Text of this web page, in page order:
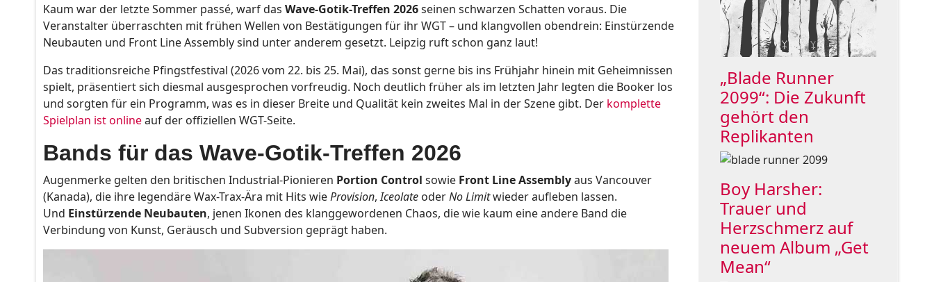
Kaum war der letzte Sommer passé, warf das Wave-Gotik-Treffen 2026seinen schwarzen Schatten voraus. Die
Veranstalter überraschten mit frühen Wellen von Bestätigungen für ihr WGT – und klangvollen obendrein: Einstürzende
Neubauten und Front Line Assembly sind unter anderem gesetzt. Leipzig ruft schon ganz laut!
Das traditionsreiche Pfingstfestival (2026 vom 22. bis 25. Mai), das sonst gerne bis ins Frühjahr hinein mit Geheimnissen
spielt, präsentiert sich diesmal ausgesprochen vorfreudig. Noch deutlich früher als im letzten Jahr legten die Booker los
und sorgten für ein Programm, was es in dieser Breite und Qualität kein zweites Mal in der Szene gibt. Der komplette
Spielplan ist onlineauf der offiziellen WGT-Seite.
Bands für das Wave-Gotik-Treffen 2026
Augenmerke gelten den britischen Industrial-Pionieren Portion Control sowie Front Line Assemblyaus Vancouver
(Kanada), die ihre legendäre Wax-Trax-Ära mit Hits wieProvision,Iceolate oderNo Limitwieder aufleben lassen.
Und Einstürzende Neubauten, jenen Ikonen des klanggewordenen Chaos, die wie kaum eine andere Band die
Verbindung von Kunst, Geräusch und Subversion geprägt haben.
„Blade Runner
2099“: Die Zukunft
gehört den
Replikanten
Boy Harsher:
Trauer und
Herzschmerz auf
neuem Album „Get
Mean“